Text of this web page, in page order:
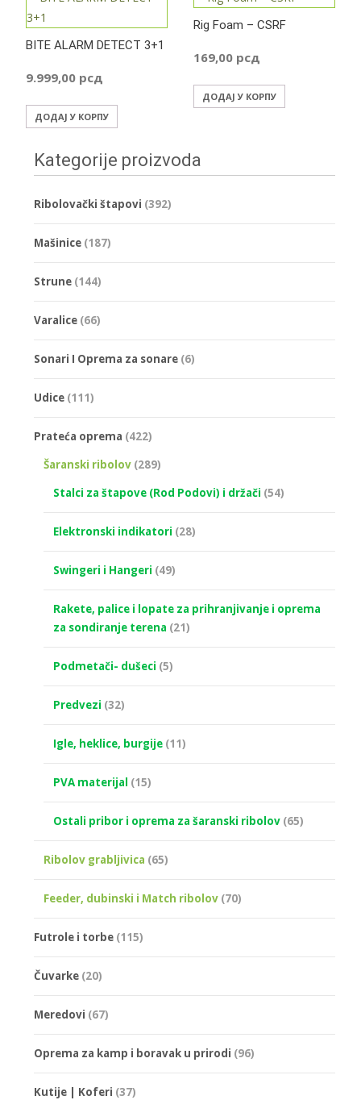
BITE ALARM DETECT 3+1
9.999,00 рсд
ДОДАЈ У КОРПУ
Rig Foam – CSRF
169,00 рсд
ДОДАЈ У КОРПУ
Kategorije proizvoda
Ribolovački štapovi (392)
Mašinice (187)
Strune (144)
Varalice (66)
Sonari I Oprema za sonare (6)
Udice (111)
Prateća oprema (422)
Šaranski ribolov (289)
Stalci za štapove (Rod Podovi) i držači (54)
Elektronski indikatori (28)
Swingeri i Hangeri (49)
Rakete, palice i lopate za prihranjivanje i oprema
za sondiranje terena (21)
Podmetači- dušeci (5)
Predvezi (32)
Igle, heklice, burgije (11)
PVA materijal (15)
Ostali pribor i oprema za šaranski ribolov (65)
Ribolov grabljivica (65)
Feeder, dubinski i Match ribolov (70)
Futrole i torbe (115)
Čuvarke (20)
Meredovi (67)
Oprema za kamp i boravak u prirodi (96)
Kutije | Koferi (37)